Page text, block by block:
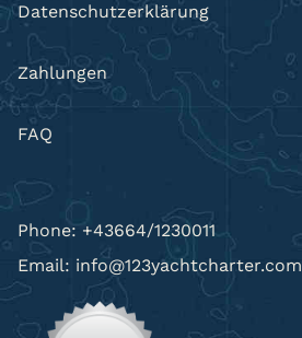
Datenschutzerklärung
Zahlungen
FAQ
Phone: +43664/1230011
Email: info@123yachtcharter.com